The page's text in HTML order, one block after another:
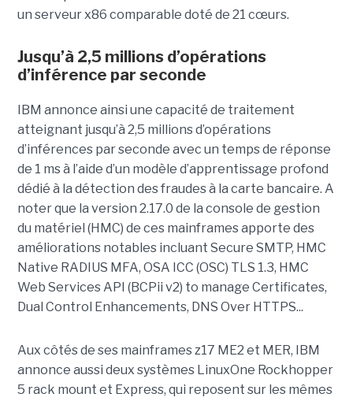
un serveur x86 comparable doté de 21 cœurs.
Jusqu’à 2,5 millions d’opérations
d’inférence par seconde
IBM annonce ainsi une capacité de traitement
atteignant jusqu’à 2,5 millions d’opérations
d’inférences par seconde avec un temps de réponse
de 1 ms à l’aide d’un modèle d’apprentissage profond
dédié à la détection des fraudes à la carte bancaire. A
noter que la version 2.17.0 de la console de gestion
du matériel (HMC) de ces mainframes apporte des
améliorations notables incluant Secure SMTP, HMC
Native RADIUS MFA, OSA ICC (OSC) TLS 1.3, HMC
Web Services API (BCPii v2) to manage Certificates,
Dual Control Enhancements, DNS Over HTTPS...
Aux côtés de ses mainframes z17 ME2 et MER, IBM
annonce aussi deux systèmes LinuxOne Rockhopper
5 rack mount et Express, qui reposent sur les mêmes